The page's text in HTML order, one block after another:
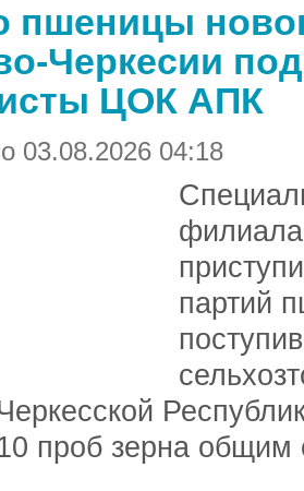
пшеницы
Черкесии
ЦОК АПК
03.08.2026 04:18
партий
проб зерна